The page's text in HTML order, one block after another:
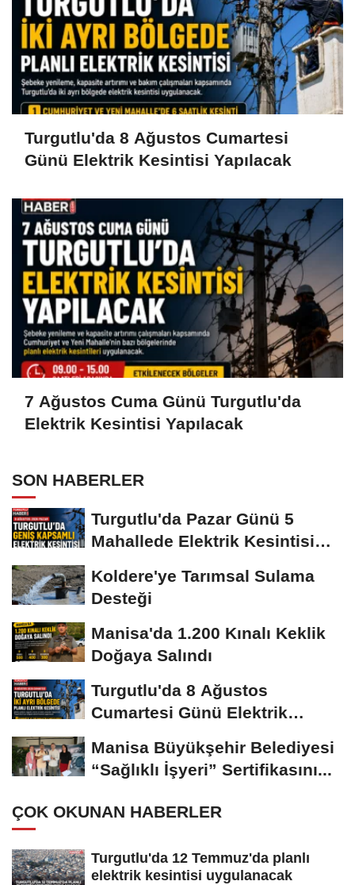
Turgutlu'da 8 Ağustos Cumartesi
Günü Elektrik Kesintisi Yapılacak
7 Ağustos Cuma Günü Turgutlu'da
Elektrik Kesintisi Yapılacak
SON HABERLER
Turgutlu'da Pazar Günü 5
Mahallede Elektrik Kesintisi
Koldere'ye Tarımsal Sulama
Desteği
Manisa'da 1.200 Kınalı Keklik
Doğaya Salındı
Turgutlu'da 8 Ağustos
Cumartesi Günü Elektrik
Manisa Büyükşehir Belediyesi
“Sağlıklı İşyeri” Sertifikasını...
ÇOK OKUNAN HABERLER
Turgutlu'da 12 Temmuz'da planlı
elektrik kesintisi uygulanacak